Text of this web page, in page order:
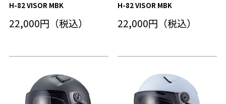
H-82 VISOR MBK
22,000円（税込）
H-82 VISOR MBK
22,000円（税込）